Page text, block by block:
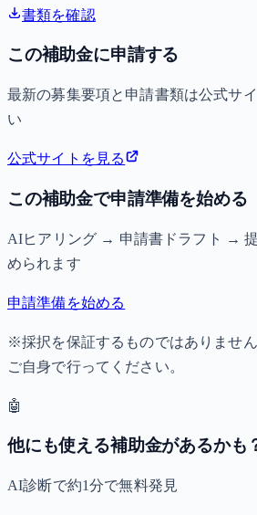
書類を確認
この補助金に申請する
最新の募集要項と申請書類は公式サ
い
公式サイトを見る
この補助金で申請準備を始める
AIヒアリング → 申請書ドラフト →
められます
申請準備を始める
※採択を保証するものではありませ
ご自身で行ってください。
🤖
他にも使える補助金があるかも
AI診断で約1分で無料発見